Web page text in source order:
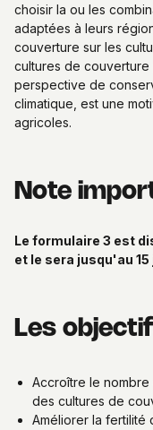
choisir la ou les
adaptées à leurs
couverture sur les
cultures de
perspective de
climatique, est une
agricoles.
Note
Le formulaire 3 est
et le sera jusqu'au
Les
Accroître le
des cultures de
Améliorer la fertilité